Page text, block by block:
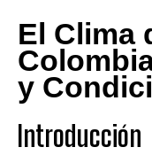
El Clima
y
Introducción